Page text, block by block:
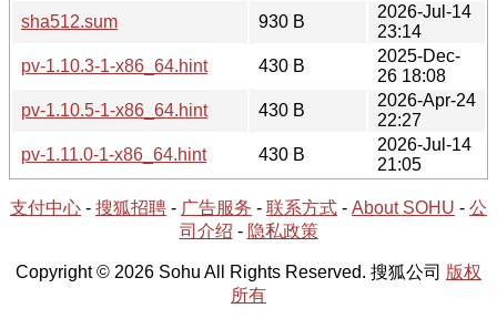
sha512.sum
930 B
2026-Jul-14
23:14
pv-1.10.3-1-x86_64.hint
430 B
2025-Dec-
26 18:08
pv-1.10.5-1-x86_64.hint
430 B
2026-Apr-24
22:27
pv-1.11.0-1-x86_64.hint
430 B
2026-Jul-14
21:05
支付中心 - 搜狐招聘 - 广告服务 - 联系方式 - About SOHU - 公
司介绍 - 隐私政策
Copyright © 2026 Sohu All Rights Reserved. 搜狐公司 版权
所有